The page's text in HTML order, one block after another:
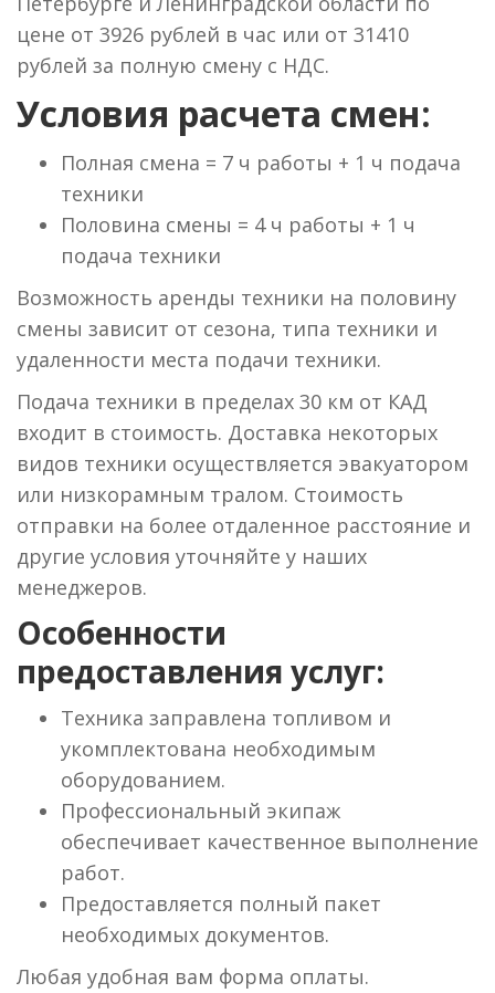
цене от 3926 рублей в час или от 31410
рублей за полную смену с НДС.
Условия расчета смен:
Полная смена = 7 ч работы + 1 ч подача
техники
Половина смены = 4 ч работы + 1 ч
подача техники
Возможность аренды техники на половину
смены зависит от сезона, типа техники и
удаленности места подачи техники.
Подача техники в пределах 30 км от КАД
входит в стоимость. Доставка некоторых
видов техники осуществляется эвакуатором
или низкорамным тралом. Стоимость
отправки на более отдаленное расстояние и
другие условия уточняйте у наших
менеджеров.
Особенности
предоставления услуг:
Техника заправлена топливом и
укомплектована необходимым
оборудованием.
Профессиональный экипаж
обеспечивает качественное выполнение
работ.
Предоставляется полный пакет
необходимых документов.
Любая удобная вам форма оплаты.